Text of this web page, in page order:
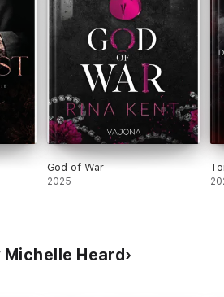
God of War
2025
Michelle Heard